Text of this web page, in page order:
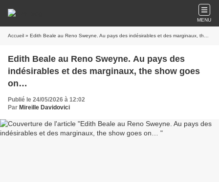
MENU
Accueil » Edith Beale au Reno Sweyne. Au pays des indésirables et des marginaux, the show goes on…
Edith Beale au Reno Sweyne. Au pays des
indésirables et des marginaux, the show goes
on…
Publié le 24/05/2026 à 12:02
Par Mireille Davidovici